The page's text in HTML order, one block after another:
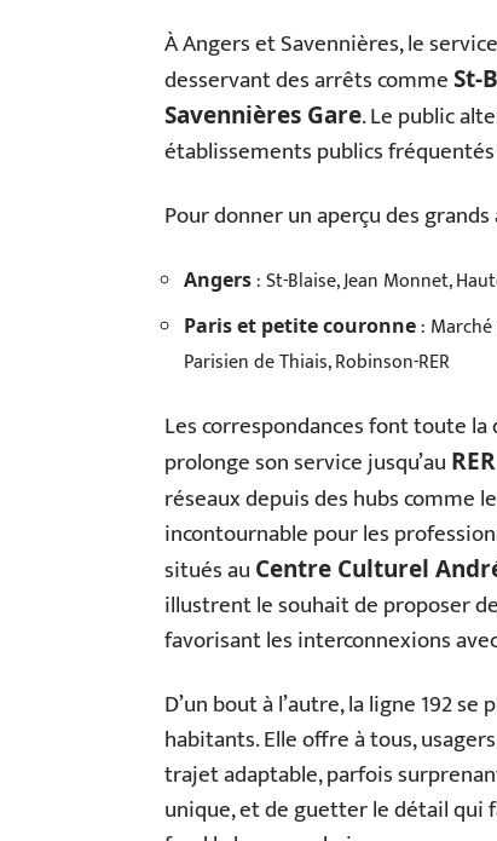
À Angers et Savennières, le
desservant des arrêts commeSt-
Savennières Gare. Le public
établissements publics
Pour donner un aperçu des
Angers : St-Blaise, Jean Monnet,
Paris et petite couronne :
Parisien de Thiais, Robinson-RER
Les correspondances font toute la
prolonge son service jusqu’au
réseaux depuis des hubs comme le
incontournable pour les
situés au Centre Culturel
illustrent le souhait de proposer
favorisant les interconnexions
D’un bout à l’autre, la ligne 192
habitants. Elle offre à tous,
trajet adaptable, parfois
unique, et de guetter le détail qui